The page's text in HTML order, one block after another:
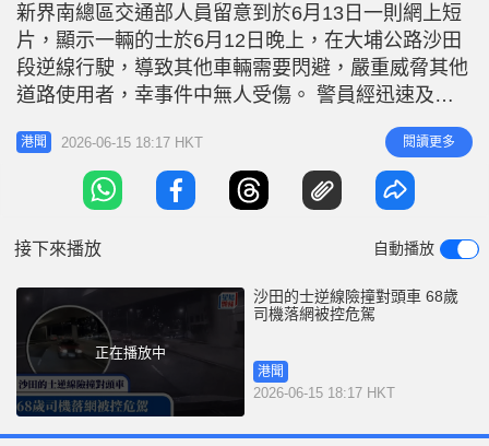
.
0
%
n
i
e
P
i
c
t
u
r
e
新界南總區交通部人員留意到於6月13日一則網上短
片，顯示一輛的士於6月12日晚上，在大埔公路沙田
段逆線行駛，導致其他車輛需要閃避，嚴重威脅其他
道路使用者，幸事件中無人受傷。 警員經迅速及深
入調查後，今日（6月15日）上午拘捕一名68歲本地
男司機。他已被控一項「危險駕駛」罪，案件將於6
月26日在沙田裁判法院提堂。 警方重申，任何人在
道路上危險駕駛汽車屬嚴重交通罪行，亦會對其他道
港聞 2026-06-15 18:17 HKT 閱讀更多
接下來播放 自動播放
正在播放中
沙田的士逆線險撞對頭車 68歲
司機落網被控危駕
港聞
2026-06-15 18:17 HKT